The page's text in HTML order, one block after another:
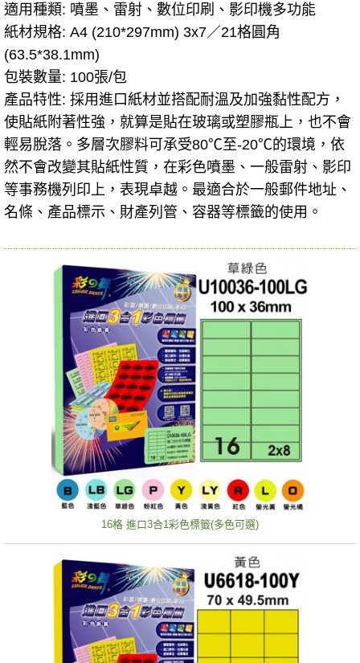
適用種類: 噴墨、雷射、數位印刷、影印機多功能
紙材規格: A4 (210*297mm) 3x7／21格圓角
(63.5*38.1mm)
包裝數量: 100張/包
產品特性: 採用進口紙材並搭配耐溫及加強黏性配方，
使貼紙附著性強，就算是貼在玻璃或塑膠瓶上，也不會
輕易脫落。多層次膠料可承受80℃至-20℃的環境，依
然不會改變其貼紙性質，在彩色噴墨、一般雷射、影印
等事務機列印上，表現卓越。最適合於一般郵件地址、
名條、產品標示、財產列管、容器等標籤的使用。
16格 進口3合1彩色標籤(多色可選)